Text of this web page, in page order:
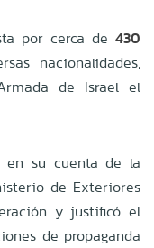
por cerca de 430
nacionalidades,
de Israel el
en su cuenta de la
de Exteriores
y justificó el
de propaganda